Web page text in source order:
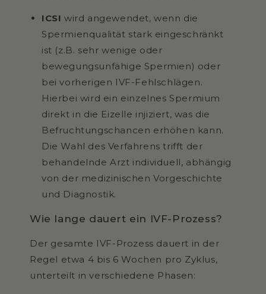
ICSI wird angewendet, wenn die
Spermienqualität stark eingeschränkt
ist (z.B. sehr wenige oder
bewegungsunfähige Spermien) oder
bei vorherigen IVF-Fehlschlägen.
Hierbei wird ein einzelnes Spermium
direkt in die Eizelle injiziert, was die
Befruchtungschancen erhöhen kann.
Die Wahl des Verfahrens trifft der
behandelnde Arzt individuell, abhängig
von der medizinischen Vorgeschichte
und Diagnostik.
Wie lange dauert ein IVF-Prozess?
Der gesamte IVF-Prozess dauert in der
Regel etwa 4 bis 6 Wochen pro Zyklus,
unterteilt in verschiedene Phasen: